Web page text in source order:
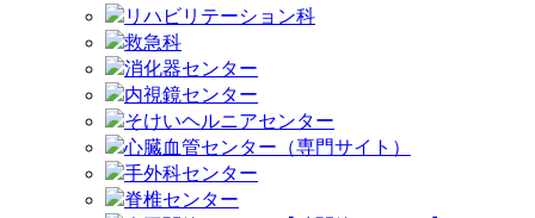
リハビリテーション科
救急科
消化器センター
内視鏡センター
そけいヘルニアセンター
心臓血管センター（専門サイト）
手外科センター
脊椎センター